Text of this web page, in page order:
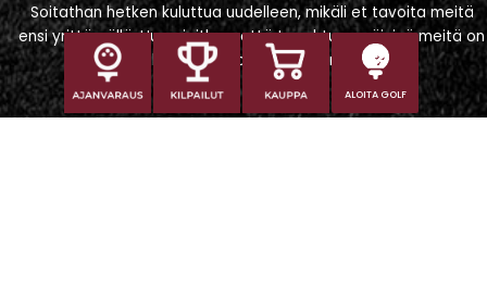
ALOITA GOLF
Soitathan hetken kuluttua uudelleen, mikäli et tavoita meitä
ensi yrittämällä. Huomioithan, että tapahtumapäivinä meitä on
vaikeampi tavoittaa puhelimitse.
Iitti Golf Niskaportti